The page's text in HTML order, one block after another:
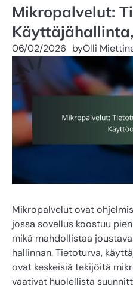
Mikropalvelut:
06/02/2026 byOlli
Mikropalvelut ovat
jossa sovellus koostuu
mikä mahdollistaa
hallinnan. Tietoturva,
ovat keskeisiä tekijöitä
vaativat huolellista